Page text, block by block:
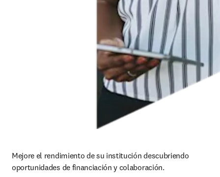
Mejore el rendimiento de su institución descubriendo
oportunidades de financiación y colaboración.